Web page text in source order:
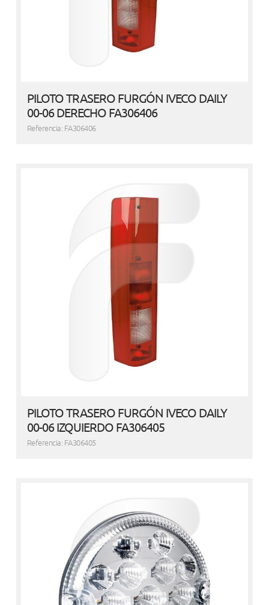
PILOTO TRASERO FURGÓN IVECO DAILY
00-06 DERECHO FA306406
Referencia: FA306406
PILOTO TRASERO FURGÓN IVECO DAILY
00-06 IZQUIERDO FA306405
Referencia: FA306405